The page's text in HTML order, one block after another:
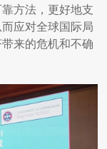
方法，更好地支
应对全球国际局
来的危机和不确